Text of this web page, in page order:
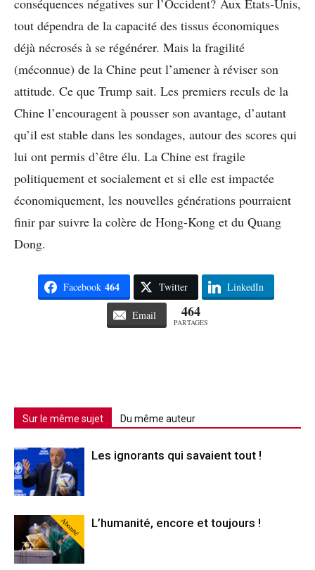
conséquences négatives sur l’Occident? Aux Etats-Unis,
tout dépendra de la capacité des tissus économiques
déjà nécrosés à se régénérer. Mais la fragilité
(méconnue) de la Chine peut l’amener à réviser son
attitude. Ce que Trump sait. Les premiers reculs de la
Chine l’encouragent à pousser son avantage, d’autant
qu’il est stable dans les sondages, autour des scores qui
lui ont permis d’être élu. La Chine est fragile
politiquement et socialement et si elle est impactée
économiquement, les nouvelles générations pourraient
finir par suivre la colère de Hong-Kong et du Quang
Dong.
Facebook 464 Twitter LinkedIn
Email 464
PARTAGES
Sur le même sujet Du même auteur
Les ignorants qui savaient tout !
Abonné L’humanité, encore et toujours !